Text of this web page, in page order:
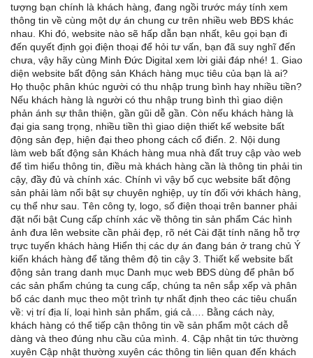
tượng bạn chính là khách hàng, đang ngồi trước máy tính xem
thông tin về cùng một dự án chung cư trên nhiều web BĐS khác
nhau. Khi đó, website nào sẽ hấp dẫn bạn nhất, kêu gọi bạn đi
đến quyết định gọi điện thoại để hỏi tư vấn, bạn đã suy nghĩ đến
chưa, vậy hãy cùng Minh Đức Digital xem lời giải đáp nhé! 1. Giao
diện website bất động sản Khách hàng mục tiêu của bạn là ai?
Họ thuộc phân khúc người có thu nhập trung bình hay nhiều tiền?
Nếu khách hàng là người có thu nhập trung bình thì giao diện
phản ánh sự thân thiện, gần gũi dễ gần. Còn nếu khách hàng là
đại gia sang trọng, nhiều tiền thì giao diện thiết kế website bất
động sản đẹp, hiện đại theo phong cách cổ điển. 2. Nội dung
làm web bất động sản Khách hàng mua nhà đất truy cập vào web
để tìm hiểu thông tin, điều mà khách hàng cần là thông tin phải tin
cậy, đầy đủ và chính xác. Chính vì vậy bố cục website bất động
sản phải làm nổi bật sự chuyên nghiệp, uy tín đối với khách hàng,
cụ thể như sau. Tên công ty, logo, số điện thoại trên banner phải
đặt nổi bật Cung cấp chính xác về thông tin sản phẩm Các hình
ảnh đưa lên website cần phải đẹp, rõ nét Cài đặt tính năng hỗ trợ
trực tuyến khách hàng Hiển thị các dự án đang bán ở trang chủ Ý
kiến khách hàng để tăng thêm độ tin cậy 3. Thiết kế website bất
động sản trang danh mục Danh mục web BĐS dùng để phân bố
các sản phẩm chúng ta cung cấp, chúng ta nên sắp xếp và phân
bổ các danh mục theo một trình tự nhất định theo các tiêu chuẩn
về: vị trí địa lí, loại hình sản phẩm, giá cả…. Bằng cách này,
khách hàng có thể tiếp cận thông tin về sản phẩm một cách dễ
dàng và theo đúng nhu cầu của mình. 4. Cập nhật tin tức thường
xuyên Cập nhật thường xuyên các thông tin liên quan đến khách